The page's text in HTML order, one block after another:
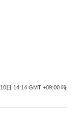
日 14:14 GMT +09:00 時